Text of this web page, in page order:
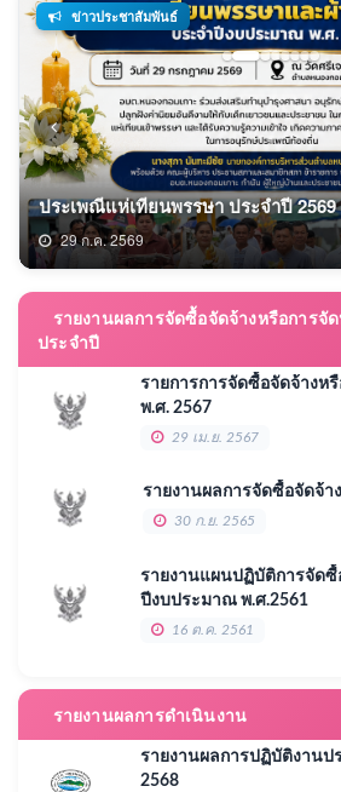
ข่าวประชาสัมพันธ์
การประชุมสภาองค์การบริหารส่วนตำ
สามัญที่ 4 ครั้งที่ 2 ประจำปี 2569
04 ส.ค. 2569
ประเพณีแห่เทียนพรรษา ประจำปี 2569
29 ก.ค. 2569
กิจกรรมองค์กรคุณธรรมและขับเคลื่อน
Policy
19 มิ.ย. 2569
การมอบนโยบายและสร้างความรู้ควา
เจ้าหน้าที่ ตามประกาศเจตนารมณ์ No
ปฏิบัติหน้าที่ ประจำปีงบประมาณ พ.ศ.
19 มิ.ย. 2569
ประชาสัมพันธ์การประชุมเชิงปฏิบัติก
บุคลากรสาธารณสุขในการปฏิบัติตาม
บ้า
11 มิ.ย. 2569
ขอเชิญร่วมแสดงความคิดเห็นต่อหลัก
ของร่างประกาศคณะกรรมการควบคุม
22 พ.ค. 2569
รายงานผลการเปิดโอกาสให้บุคคลภา
ทำงาน ประจำปีงบประมาณ 2569
21 พ.ค. 2569
ประกาศรับสมัครประชาชนตำบลหนอง
อบรมและทัศนศึกษาดูงานนอกสถานที่
02 เม.ย. 2569
รายงานผลการจัดซื้อจัดจ้างหรือการจั
ประจำปี
รายการการจัดซื้อจัดจ้างห
พ.ศ. 2567
29 เม.ย. 2567
รายงานผลการจัดซื้อจัดจ้า
30 ก.ย. 2565
รายงานแผนปฏิบัติการจัดซื้
ปีงบประมาณ พ.ศ.2561
16 ต.ค. 2561
รายงานผลการดำเนินงาน
รายงานผลการปฏิบัติงาน
2568